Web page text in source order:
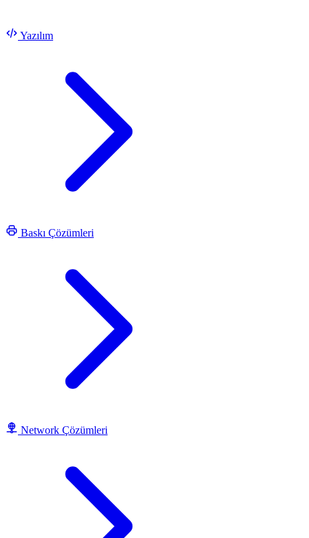
Yazılım
Baskı Çözümleri
Network Çözümleri